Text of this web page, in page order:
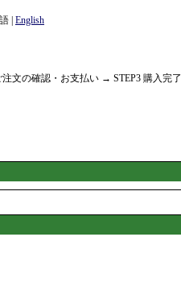
English
注文の確認・お支払い → STEP3 購入完了